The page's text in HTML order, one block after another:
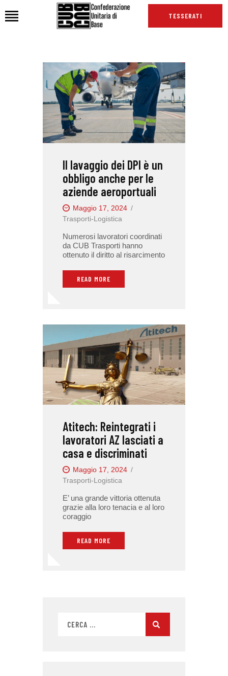
TESSERATI
HOME
CHI SIAMO
SEDI
NEWS
PODCAST CUB
INTERNAZIONALE
RASSEGNA STAMPA
Il lavaggio dei DPI è un
obbligo anche per le
aziende aeroportuali
Maggio 17, 2024
Trasporti-Logistica
Numerosi lavoratori coordinati
da CUB Trasporti hanno
ottenuto il diritto al risarcimento
READ MORE
Atitech: Reintegrati i
lavoratori AZ lasciati a
casa e discriminati
Maggio 17, 2024
Trasporti-Logistica
E’ una grande vittoria ottenuta
grazie alla loro tenacia e al loro
coraggio
READ MORE